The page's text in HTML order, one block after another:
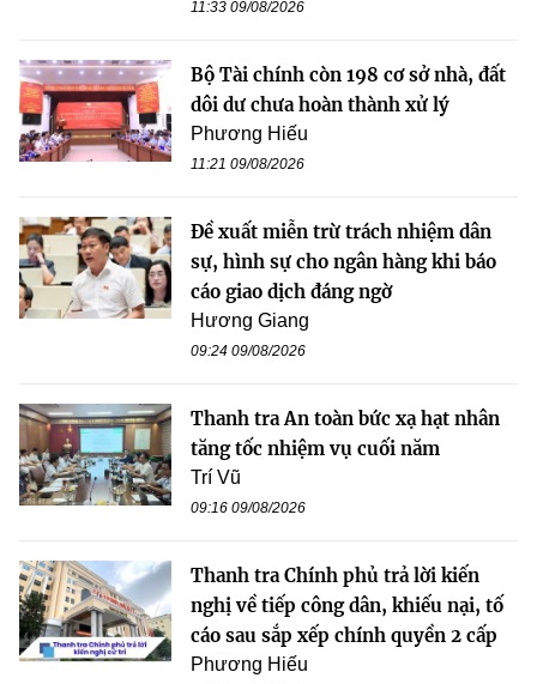
11:33 09/08/2026
Bộ Tài chính còn 198 cơ sở nhà, đất
dôi dư chưa hoàn thành xử lý
Phương Hiếu
11:21 09/08/2026
Đề xuất miễn trừ trách nhiệm dân
sự, hình sự cho ngân hàng khi báo
cáo giao dịch đáng ngờ
Hương Giang
09:24 09/08/2026
Thanh tra An toàn bức xạ hạt nhân
tăng tốc nhiệm vụ cuối năm
Trí Vũ
09:16 09/08/2026
Thanh tra Chính phủ trả lời kiến
nghị về tiếp công dân, khiếu nại, tố
cáo sau sắp xếp chính quyền 2 cấp
Phương Hiếu